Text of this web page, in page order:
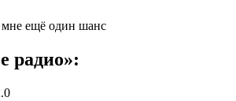
ещё один шанс
радио»: